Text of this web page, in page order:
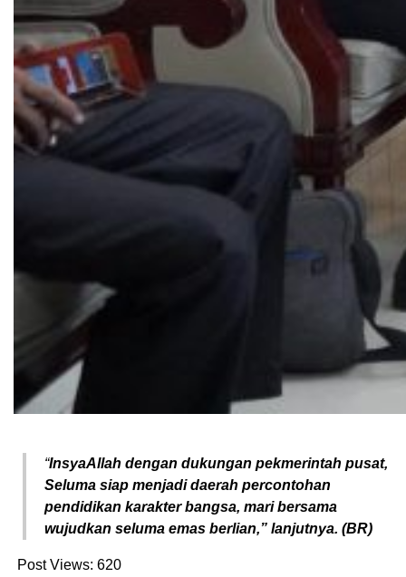
“InsyaAllah dengan dukungan pekmerintah pusat,
Seluma siap menjadi daerah percontohan
pendidikan karakter bangsa, mari bersama
wujudkan seluma emas berlian,” lanjutnya. (BR)
Post Views: 620